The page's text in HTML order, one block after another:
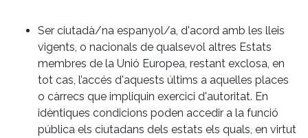
Ser ciutadà/na espanyol/a, d'acord amb les lleis
vigents, o nacionals de qualsevol altres Estats
membres de la Unió Europea, restant exclosa, en
tot cas, l’accés d'aquests últims a aquelles places
o càrrecs que impliquin exercici d'autoritat. En
idèntiques condicions poden accedir a la funció
pública els ciutadans dels estats els quals, en virtut